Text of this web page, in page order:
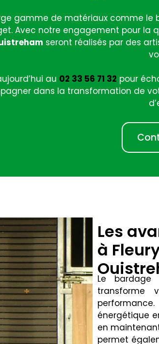
gamme de matériaux comme le
Avec notre engagement pour la
seront réalisés par des
au 02 33 56 71 32 pour
dans la transformation de
Les
à
Le bardage
énergétique
en
permet